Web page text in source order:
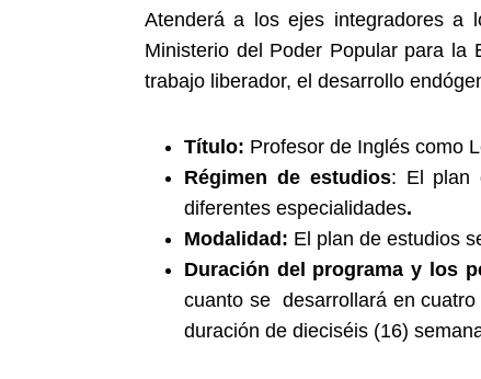
Atenderá a los ejes integradores a
Ministerio del Poder Popular para la
trabajo liberador, el desarrollo
Título: Profesor de Inglés como
Régimen de estudios: El plan
diferentes especialidades.
Modalidad: El plan de estudios
Duración del programa y los
cuanto se desarrollará en
duración de dieciséis (16)